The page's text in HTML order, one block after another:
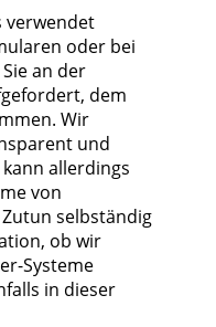
verwendet
oder bei
an der
dem
Wir
und
allerdings
von
selbständig
ob wir
Systeme
in dieser